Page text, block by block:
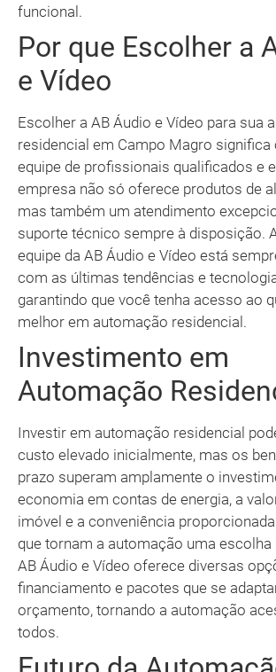
funcional.
Por que Escolher a
e Vídeo
Escolher a AB Áudio e Vídeo para sua
residencial em Campo Magro significa
equipe de profissionais qualificados e
empresa não só oferece produtos de
mas também um atendimento
suporte técnico sempre à disposição.
equipe da AB Áudio e Vídeo está
com as últimas tendências e
garantindo que você tenha acesso ao
melhor em automação residencial.
Investimento em
Automação
Investir em automação residencial
custo elevado inicialmente, mas os
prazo superam amplamente o
economia em contas de energia, a
imóvel e a conveniência
que tornam a automação uma escolha
AB Áudio e Vídeo oferece diversas
financiamento e pacotes que se
orçamento, tornando a automação
todos.